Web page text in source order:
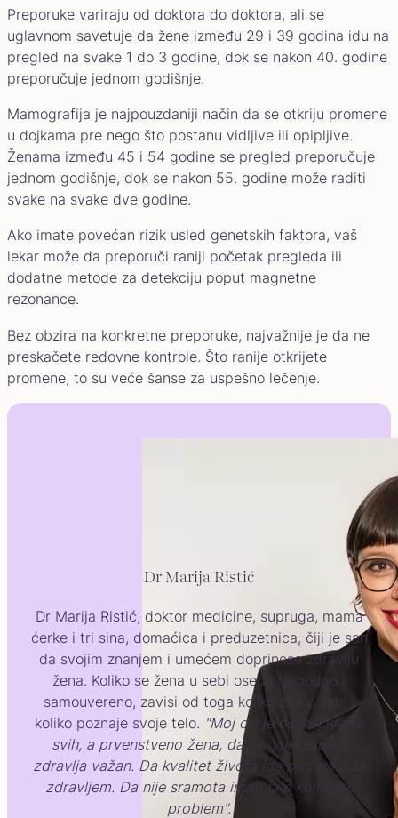
Preporuke variraju od doktora do doktora, ali se
uglavnom savetuje da žene između 29 i 39 godina idu na
pregled na svake 1 do 3 godine, dok se nakon 40. godine
preporučuje jednom godišnje.
Mamografija je najpouzdaniji način da se otkriju promene
u dojkama pre nego što postanu vidljive ili opipljive.
Ženama između 45 i 54 godine se pregled preporučuje
jednom godišnje, dok se nakon 55. godine može raditi
svake na svake dve godine.
Ako imate povećan rizik usled genetskih faktora, vaš
lekar može da preporuči raniji početak pregleda ili
dodatne metode za detekciju poput magnetne
rezonance.
Bez obzira na konkretne preporuke, najvažnije je da ne
preskačete redovne kontrole. Što ranije otkrijete
promene, to su veće šanse za uspešno lečenje.
Dr Marija Ristić
Dr Marija Ristić, doktor medicine, supruga, mama
ćerke i tri sina, domaćica i preduzetnica, čiji je san
da svojim znanjem i umećem doprinese zdravlju
žena. Koliko se žena u sebi oseća slobodno i
samouvereno, zavisi od toga koliko zna o sebi i
koliko poznaje svoje telo. "Moj cilj je osvešćivanje
svih, a prvenstveno žena, da je svaki aspekt
zdravlja važan. Da kvalitet života ide pod ruku sa
zdravljem. Da nije sramota imati bilo koji tabu
problem".